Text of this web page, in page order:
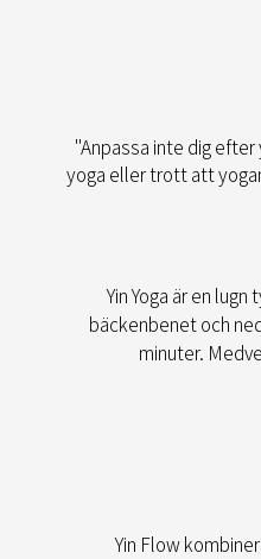
"Anpassa inte dig
yoga eller trott att
Yin Yoga är en
bäckenbenet och
minuter.
Yin Flow